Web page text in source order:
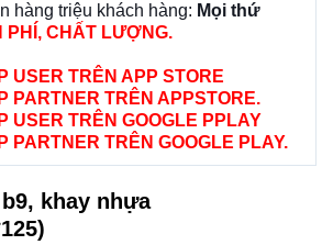
hàng triệu khách hàng: Mọi thứ
PHÍ, CHẤT LƯỢNG.
USER TRÊN APP STORE
PARTNER TRÊN APPSTORE.
USER TRÊN GOOGLE PPLAY
PARTNER TRÊN GOOGLE PLAY.
khay nhựa